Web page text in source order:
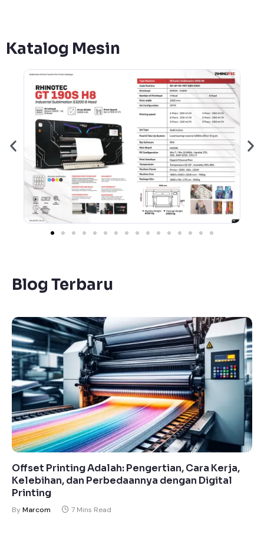
Katalog Mesin
Blog Terbaru
Offset Printing Adalah: Pengertian, Cara Kerja,
Kelebihan, dan Perbedaannya dengan Digital
Printing
ByMarcom 7 Mins Read